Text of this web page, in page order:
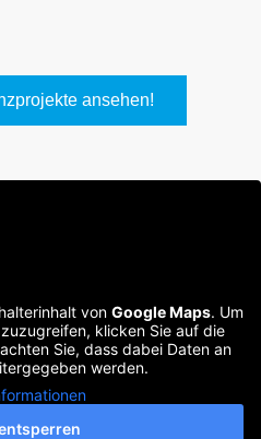
ansehen!
von Google Maps. Um
klicken Sie auf die
Sie, dass dabei Daten an
werden.